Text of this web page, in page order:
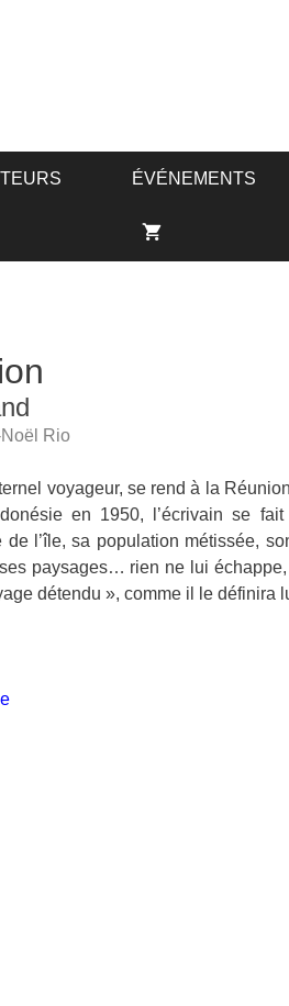
ÉVÉNEMENTS
Rio
voyageur, se rend à la
en 1950, l’écrivain se
de l’île, sa population métissée,
paysages… rien ne lui
détendu », comme il le définira